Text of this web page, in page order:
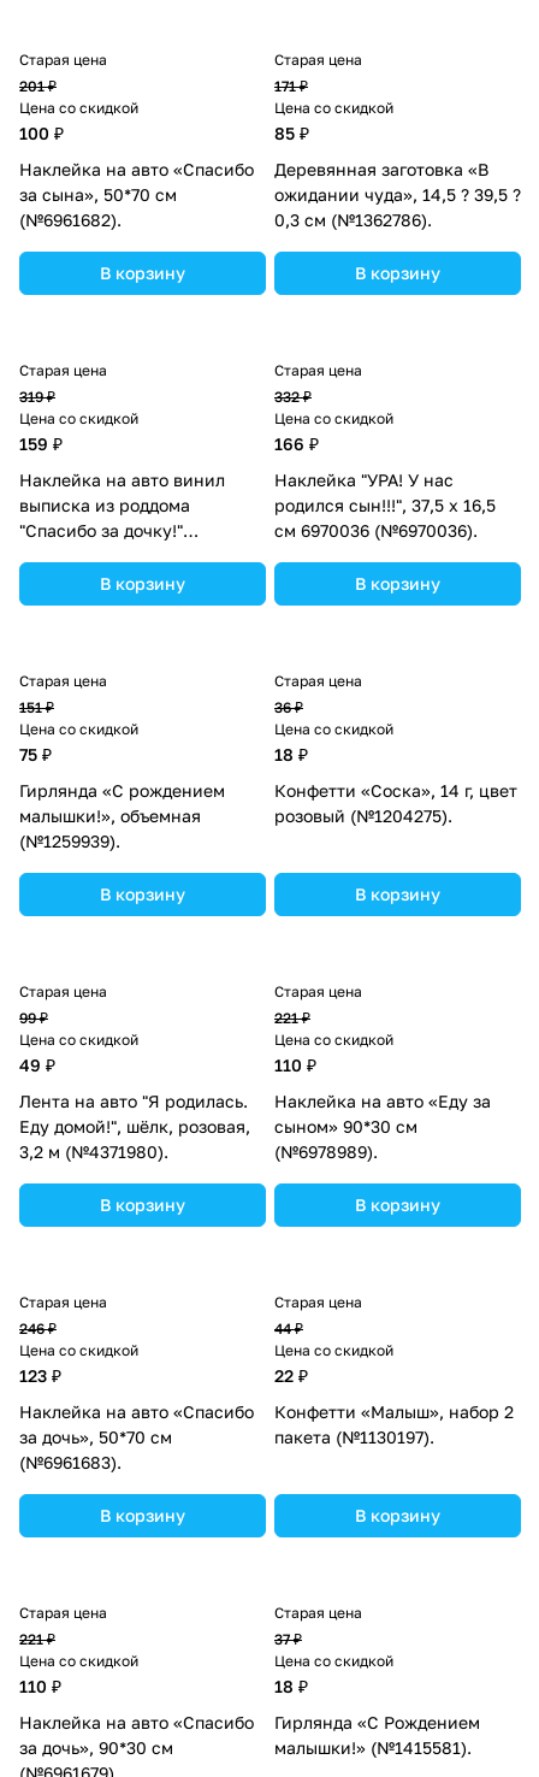
Старая цена
201 ₽
Цена со скидкой
100 ₽
Наклейка на авто «Спасибо
за сына», 50*70 см
(№6961682).
В корзину
Старая цена
171 ₽
Цена со скидкой
85 ₽
Деревянная заготовка «В
ожидании чуда», 14,5 ? 39,5 ?
0,3 см (№1362786).
В корзину
Старая цена
319 ₽
Цена со скидкой
159 ₽
Наклейка на авто винил
выписка из роддома
"Спасибо за дочку!"
В корзину
Старая цена
332 ₽
Цена со скидкой
166 ₽
Наклейка "УРА! У нас
родился сын!!!", 37,5 х 16,5
см 6970036 (№6970036).
В корзину
Старая цена
151 ₽
Цена со скидкой
75 ₽
Гирлянда «С рождением
малышки!», объемная
(№1259939).
В корзину
Старая цена
36 ₽
Цена со скидкой
18 ₽
Конфетти «Соска», 14 г, цвет
розовый (№1204275).
В корзину
Старая цена
99 ₽
Цена со скидкой
49 ₽
Лента на авто "Я родилась.
Еду домой!", шёлк, розовая,
3,2 м (№4371980).
В корзину
Старая цена
221 ₽
Цена со скидкой
110 ₽
Наклейка на авто «Еду за
сыном» 90*30 см
(№6978989).
В корзину
Старая цена
246 ₽
Цена со скидкой
123 ₽
Наклейка на авто «Спасибо
за дочь», 50*70 см
(№6961683).
В корзину
Старая цена
44 ₽
Цена со скидкой
22 ₽
Конфетти «Малыш», набор 2
пакета (№1130197).
В корзину
Старая цена
221 ₽
Цена со скидкой
110 ₽
Наклейка на авто «Спасибо
за дочь», 90*30 см
(№6961679).
Старая цена
37 ₽
Цена со скидкой
18 ₽
Гирлянда «С Рождением
малышки!» (№1415581).